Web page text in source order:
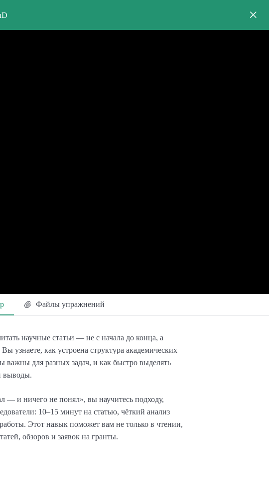
Файлы упражнений
научные статьи — не с начала до конца, а
узнаете, как устроена структура академических
важны для разных задач, и как быстро выделять
выводы.
— и ничего не понял», вы научитесь подходу,
10–15 минут на статью, чёткий анализ
Этот навык поможет вам не только в чтении,
обзоров и заявок на гранты.